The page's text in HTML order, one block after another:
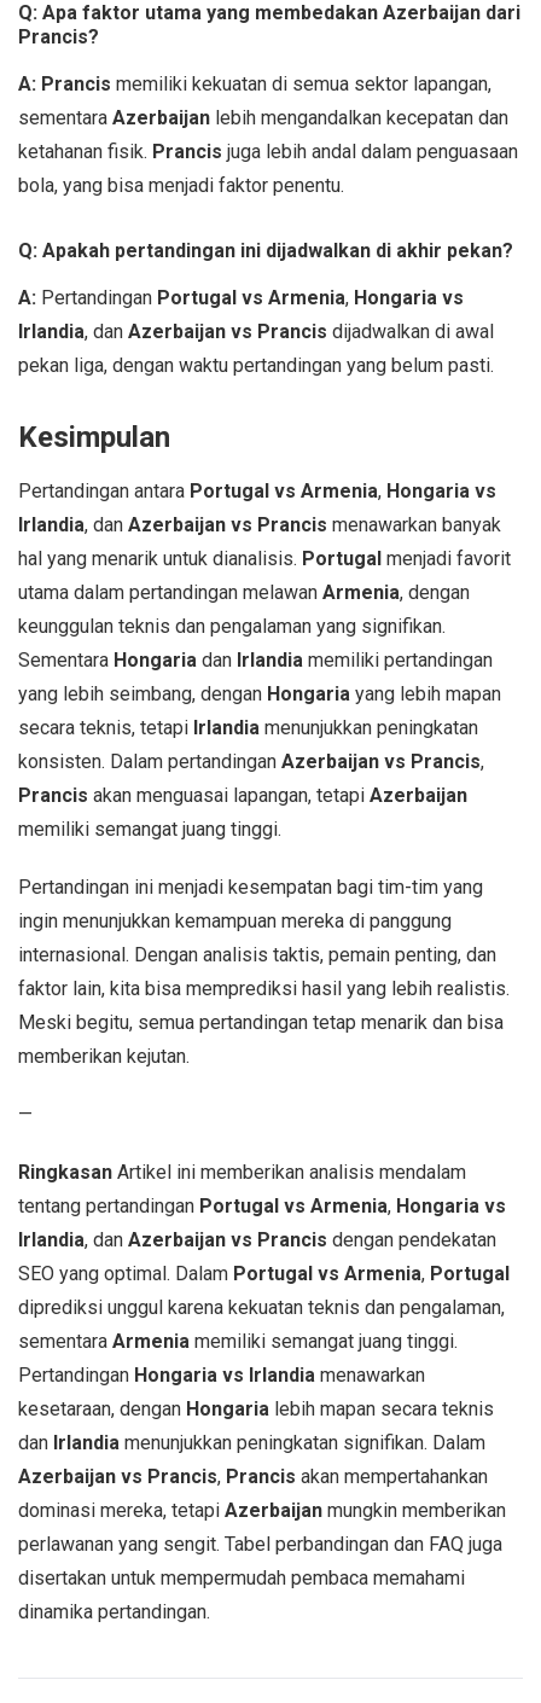
Q: Apa faktor utama yang membedakan Azerbaijan dari
Prancis?
A: Prancis memiliki kekuatan di semua sektor lapangan,
sementara Azerbaijan lebih mengandalkan kecepatan dan
ketahanan fisik. Prancis juga lebih andal dalam penguasaan
bola, yang bisa menjadi faktor penentu.
Q: Apakah pertandingan ini dijadwalkan di akhir pekan?
A: Pertandingan Portugal vs Armenia, Hongaria vs
Irlandia, dan Azerbaijan vs Prancis dijadwalkan di awal
pekan liga, dengan waktu pertandingan yang belum pasti.
Kesimpulan
Pertandingan antara Portugal vs Armenia, Hongaria vs
Irlandia, dan Azerbaijan vs Prancis menawarkan banyak
hal yang menarik untuk dianalisis. Portugal menjadi favorit
utama dalam pertandingan melawan Armenia, dengan
keunggulan teknis dan pengalaman yang signifikan.
Sementara Hongaria dan Irlandia memiliki pertandingan
yang lebih seimbang, dengan Hongaria yang lebih mapan
secara teknis, tetapi Irlandia menunjukkan peningkatan
konsisten. Dalam pertandingan Azerbaijan vs Prancis,
Prancis akan menguasai lapangan, tetapi Azerbaijan
memiliki semangat juang tinggi.
Pertandingan ini menjadi kesempatan bagi tim-tim yang
ingin menunjukkan kemampuan mereka di panggung
internasional. Dengan analisis taktis, pemain penting, dan
faktor lain, kita bisa memprediksi hasil yang lebih realistis.
Meski begitu, semua pertandingan tetap menarik dan bisa
memberikan kejutan.
—
Ringkasan Artikel ini memberikan analisis mendalam
tentang pertandingan Portugal vs Armenia, Hongaria vs
Irlandia, dan Azerbaijan vs Prancis dengan pendekatan
SEO yang optimal. Dalam Portugal vs Armenia, Portugal
diprediksi unggul karena kekuatan teknis dan pengalaman,
sementara Armenia memiliki semangat juang tinggi.
Pertandingan Hongaria vs Irlandia menawarkan
kesetaraan, dengan Hongaria lebih mapan secara teknis
dan Irlandia menunjukkan peningkatan signifikan. Dalam
Azerbaijan vs Prancis, Prancis akan mempertahankan
dominasi mereka, tetapi Azerbaijan mungkin memberikan
perlawanan yang sengit. Tabel perbandingan dan FAQ juga
disertakan untuk mempermudah pembaca memahami
dinamika pertandingan.